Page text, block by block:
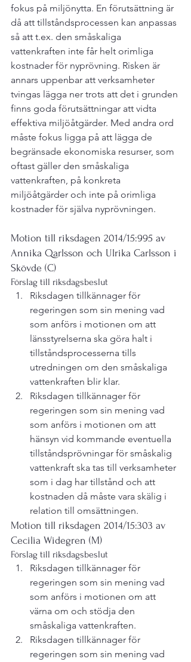
fokus på miljönytta. En förutsättning är
då att tillståndsprocessen kan anpassas
så att t.ex. den småskaliga
vattenkraften inte får helt orimliga
kostnader för nyprövning. Risken är
annars uppenbar att verksamheter
tvingas lägga ner trots att det i grunden
finns goda förutsättningar att vidta
effektiva miljöåtgärder. Med andra ord
måste fokus ligga på att lägga de
begränsade ekonomiska resurser, som
oftast gäller den småskaliga
vattenkraften, på konkreta
miljöåtgärder och inte på orimliga
Motion till riksdagen 2014/15:995 av
Annika Qarlsson och Ulrika Carlsson i
Skövde (C)
Förslag till riksdagsbeslut
Riksdagen tillkännager för
regeringen som sin mening vad
som anförs i motionen om att
länsstyrelserna ska göra halt i
tillståndsprocesserna tills
utredningen om den småskaliga
vattenkraften blir klar.
Riksdagen tillkännager för
regeringen som sin mening vad
som anförs i motionen om att
hänsyn vid kommande eventuella
tillståndsprövningar för småskalig
vattenkraft ska tas till verksamheter
som i dag har tillstånd och att
kostnaden då måste vara skälig i
relation till omsättningen.
Motion till riksdagen 2014/15:303 av
Cecilia Widegren (M)
Förslag till riksdagsbeslut
Riksdagen tillkännager för
regeringen som sin mening vad
som anförs i motionen om att
värna om och stödja den
småskaliga vattenkraften.
Riksdagen tillkännager för
regeringen som sin mening vad